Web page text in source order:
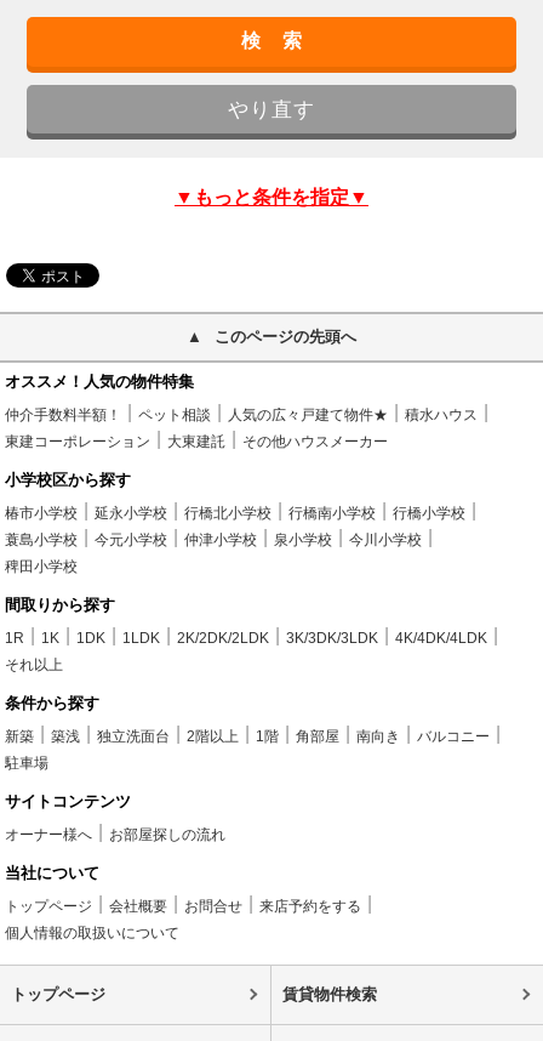
▼もっと条件を指定▼
このページの先頭へ
オススメ！人気の物件特集
仲介手数料半額！ ペット相談 人気の広々戸建て物件★
積水ハウス
東建コーポレーション
大東建託 その他ハウスメーカー
小学校区から探す
椿市小学校 延永小学校 行橋北小学校 行橋南小学校
行橋小学校
蓑島小学校
今元小学校 仲津小学校 泉小学校
今川小学校
稗田小学校
間取りから探す
1R 1K 1DK 1LDK 2K/2DK/2LDK 3K/3DK/3LDK
4K/4DK/4LDK
それ以上
条件から探す
新築 築浅 独立洗面台 2階以上 1階 角部屋 南向き
バルコニー
駐車場
サイトコンテンツ
オーナー様へ お部屋探しの流れ
当社について
トップページ 会社概要 お問合せ
来店予約をする
個人情報の取扱いについて
トップページ 賃貸物件検索